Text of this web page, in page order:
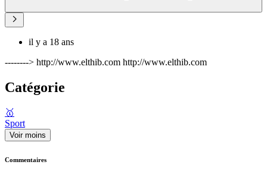
il y a 18 ans
--------> http://www.elthib.com http://www.elthib.com
Catégorie
🥇
Sport
Voir moins
Commentaires